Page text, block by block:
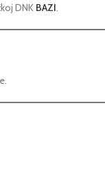
DNK BAZI.